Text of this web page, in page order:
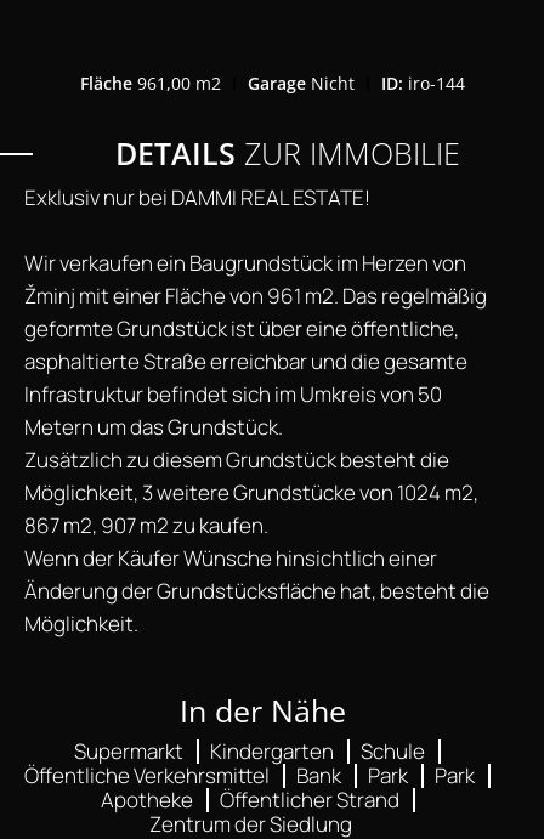
Fläche 961,00 m2 GarageNicht ID: iro-144
DETAILS ZUR IMMOBILIE
Exklusiv nur bei DAMMI REAL ESTATE!
Wir verkaufen ein Baugrundstück im Herzen von
Žminj mit einer Fläche von 961 m2. Das regelmäßig
geformte Grundstück ist über eine öffentliche,
asphaltierte Straße erreichbar und die gesamte
Infrastruktur befindet sich im Umkreis von 50
Metern um das Grundstück.
Zusätzlich zu diesem Grundstück besteht die
Möglichkeit, 3 weitere Grundstücke von 1024 m2,
867 m2, 907 m2 zu kaufen.
Wenn der Käufer Wünsche hinsichtlich einer
Änderung der Grundstücksfläche hat, besteht die
Möglichkeit.
In der Nähe
Supermarkt Kindergarten
Schule
Öffentliche Verkehrsmittel
Bank Park
Park
Apotheke
Öffentlicher Strand
Zentrum der Siedlung